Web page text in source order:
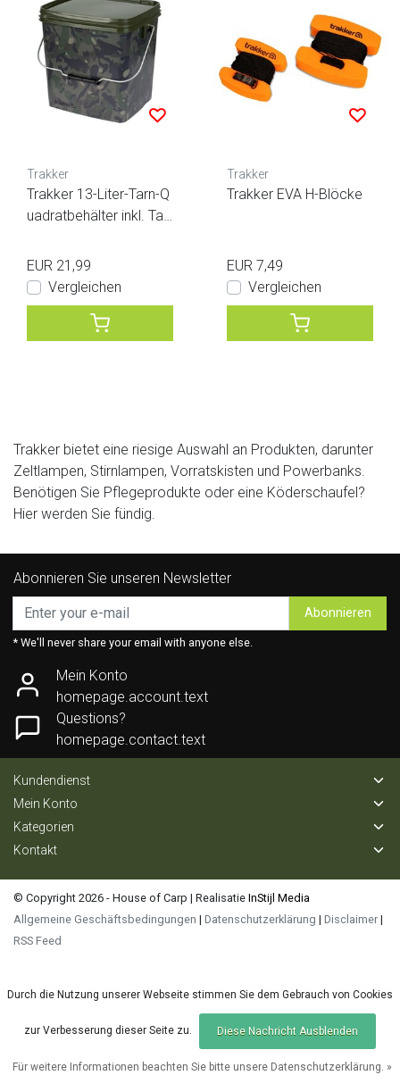
Trakker
Trakker 13-Liter-Tarn-Q
uadratbehälter inkl. Tab
EUR 21,99
Vergleichen
Trakker
Trakker EVA H-Blöcke
EUR 7,49
Vergleichen
Trakker bietet eine riesige Auswahl an Produkten, darunter
Zeltlampen, Stirnlampen, Vorratskisten und Powerbanks.
Benötigen Sie Pflegeprodukte oder eine Köderschaufel?
Hier werden Sie fündig.
Abonnieren Sie unseren Newsletter
Abonnieren
* We'll never share your email with anyone else.
Mein Konto
homepage.account.text
Questions?
homepage.contact.text
Kundendienst
Mein Konto
Kategorien
Kontakt
© Copyright 2026 - House of Carp | Realisatie InStijl Media
Allgemeine Geschäftsbedingungen | Datenschutzerklärung | Disclaimer |
RSS Feed
Durch die Nutzung unserer Webseite stimmen Sie dem Gebrauch von Cookies
zur Verbesserung dieser Seite zu. Diese Nachricht Ausblenden
Für weitere Informationen beachten Sie bitte unsere Datenschutzerklärung. »